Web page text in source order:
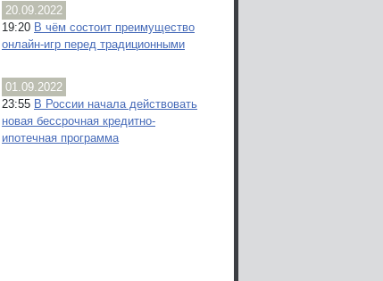
20.09.2022
19:20 В чём состоит преимущество
онлайн-игр перед традиционными
01.09.2022
23:55 В России начала действовать
новая бессрочная кредитно-
ипотечная программа